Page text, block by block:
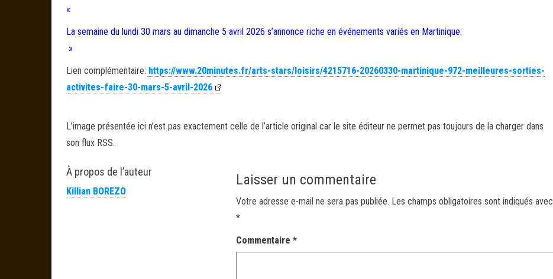
«
La semaine du lundi 30 mars au dimanche 5 avril 2026 s’annonce riche en événements variés en Martinique.
»
Lien complémentaire: https://www.20minutes.fr/arts-stars/loisirs/4215716-20260330-martinique-972-meilleures-sorties-
activites-faire-30-mars-5-avril-2026
L’image présentée ici n’est pas exactement celle de l’article original car le site éditeur ne permet pas toujours de la charger dans
son flux RSS.
À propos de l’auteur
Killian BOREZO
Laisser un commentaire
Votre adresse e-mail ne sera pas publiée. Les champs obligatoires sont indiqués avec
*
Commentaire*